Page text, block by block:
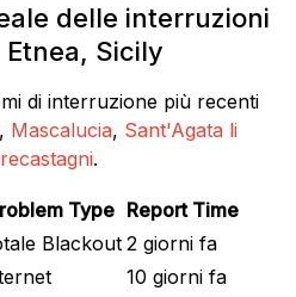
delle interruzioni
Sicily
di interruzione più recenti
, Mascalucia, Sant'Agata li
.
Type Report Time
Blackout 2 giorni fa
10 giorni fa